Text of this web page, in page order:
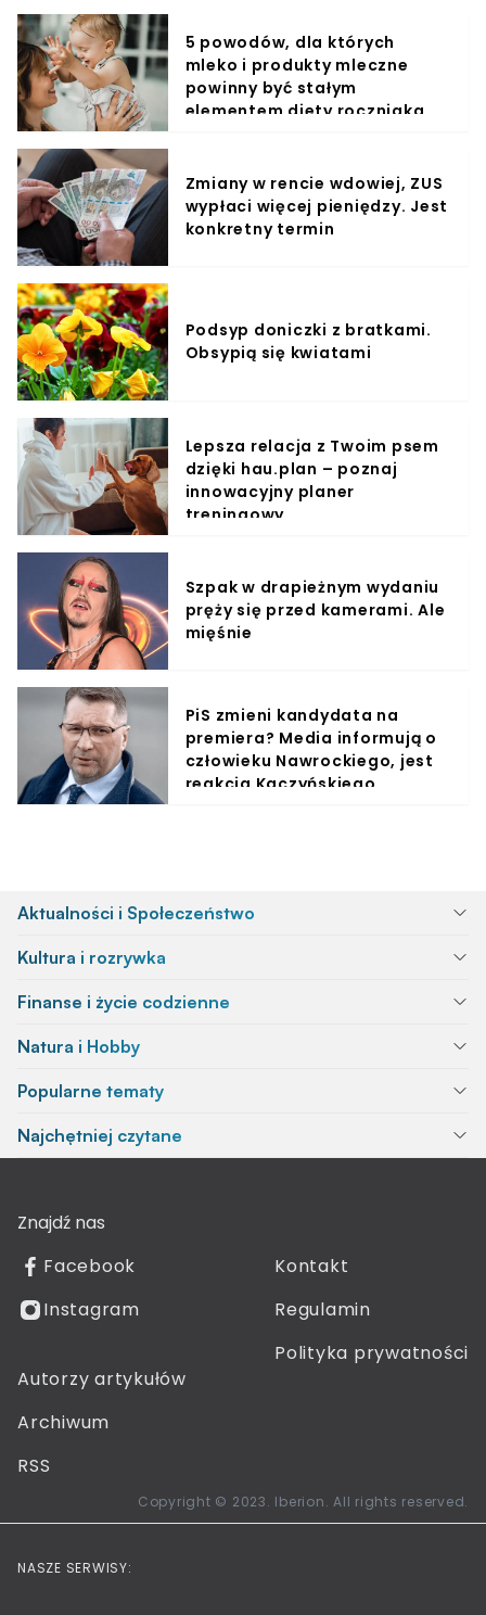
5 powodów, dla których
mleko i produkty mleczne
powinny być stałym
elementem diety roczniaka
Zmiany w rencie wdowiej, ZUS
wypłaci więcej pieniędzy. Jest
konkretny termin
Podsyp doniczki z bratkami.
Obsypią się kwiatami
Lepsza relacja z Twoim psem
dzięki hau.plan – poznaj
innowacyjny planer
treningowy
Szpak w drapieżnym wydaniu
pręży się przed kamerami. Ale
mięśnie
PiS zmieni kandydata na
premiera? Media informują o
człowieku Nawrockiego, jest
reakcja Kaczyńskiego
Aktualności i Społeczeństwo
Kultura i rozrywka
Finanse i życie codzienne
Natura i Hobby
Popularne tematy
Najchętniej czytane
Znajdź nas
Facebook
Instagram
Kontakt
Regulamin
Polityka prywatności
Autorzy artykułów
Archiwum
RSS
Copyright © 2023. Iberion. All rights reserved.
NASZE SERWISY: